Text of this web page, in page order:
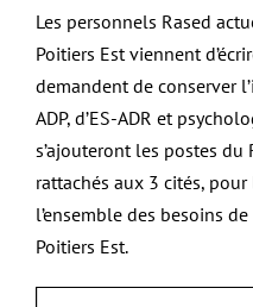
Les personnels Rased
Poitiers Est viennent
demandent de conserver
ADP, d’ES-ADR et
s’ajouteront les postes du
rattachés aux 3 cités,
l’ensemble des besoins
Poitiers Est.